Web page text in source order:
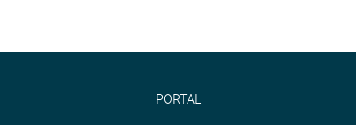
PORTAL